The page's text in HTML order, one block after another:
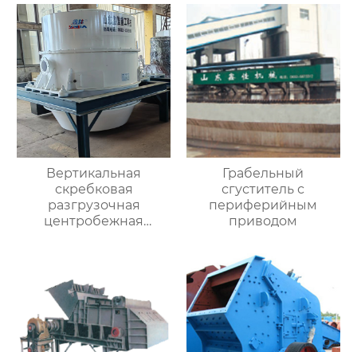
Вертикальная
скребковая
разгрузочная
центробежная
Грабельный
сгуститель с
периферийным
приводом